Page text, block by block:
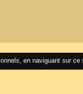
en naviguant sur